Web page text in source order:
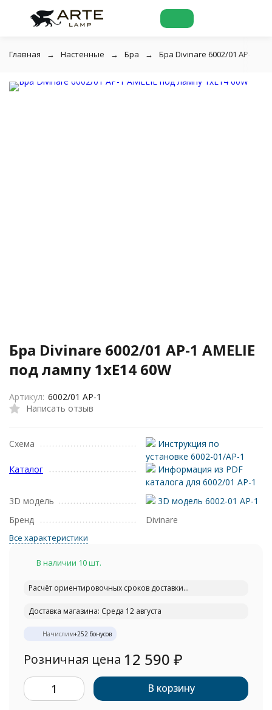
Главная Настенные Бра Бра Divinare 6002/01 AP-1
Бра Divinare 6002/01 AP-1 AMELIE
под лампу 1xE14 60W
Написать отзыв
Артикул: 6002/01 AP-1
Схема
Инструкция по
установке 6002-01/AP-1
Каталог
Информация из PDF
каталога для 6002/01 AP-1
3D модель
3D модель 6002-01 AP-1
Бренд
Divinare
Все характеристики
В наличии 10 шт.
Расчёт ориентировочных сроков доставки...
Доставка магазина: Среда 12 августа
Начислим+252 бонусов
Розничная цена 12 590 ₽
В корзину